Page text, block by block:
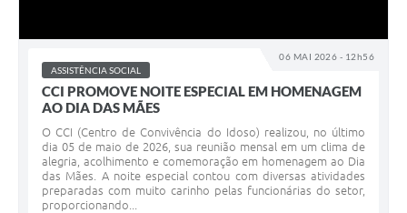
06 MAI 2026 - 12h56
ASSISTÊNCIA SOCIAL
CCI PROMOVE NOITE ESPECIAL EM HOMENAGEM
AO DIA DAS MÃES
O CCI (Centro de Convivência do Idoso) realizou, no último
dia 05 de maio de 2026, sua reunião mensal em um clima de
alegria, acolhimento e comemoração em homenagem ao Dia
das Mães. A noite especial contou com diversas atividades
preparadas com muito carinho pelas funcionárias do setor,
proporcionando...